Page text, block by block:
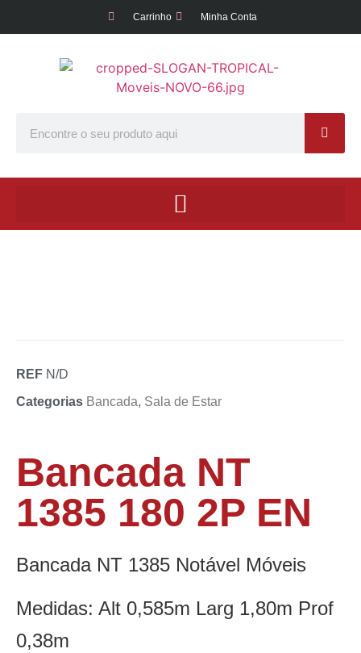
Carrinho Minha Conta
Bancada NT
1385 180 2P EN
Bancada NT 1385 Notável Móveis
Medidas: Alt 0,585m Larg 1,80m Prof
0,38m
REF N/D
Categorias Bancada, Sala de Estar